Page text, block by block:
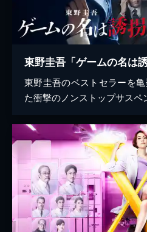
東野圭吾「ゲームの名は誘
東野圭吾のベストセラーを
た衝撃のノンストップサスペ